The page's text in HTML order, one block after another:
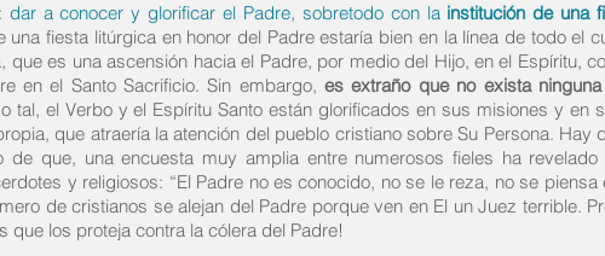
dar a conocer y glorificar el Padre, sobretodo con lainstitución de una
una fiesta litúrgica en honor del Padre estaría bien en la línea de todo el
que es una ascensión hacia el Padre, por medio del Hijo, en el Espíritu,
en el Santo Sacrificio. Sin embargo,es extraño que no exista
tal, el Verbo y el Espíritu Santo están glorificados en sus misiones y en
que atraería la atención del pueblo cristiano sobre Su Persona.
de que, una encuesta muy amplia entre numerosos fieles ha
y religiosos: “El Padre no es conocido, no se le reza, no se
de cristianos se alejan del Padre porque ven en El un Juez terrible.
que los proteja contra la cólera del Padre!